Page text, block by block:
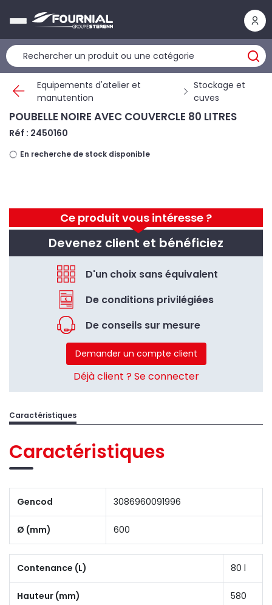
Equipements d'atelier et
manutention
Stockage et
cuves
Ce produit vous intéresse ?
Devenez client et bénéficiez
D'un choix sans équivalent
De conditions privilégiées
De conseils sur mesure
Demander un compte client
Déjà client ? Se connecter
POUBELLE NOIRE AVEC COUVERCLE 80 LITRES
Réf : 2450160
En recherche de stock disponible
Caractéristiques
Caractéristiques
Gencod 3086960091996
Ø (mm) 600
Contenance (L) 80 l
Hauteur (mm) 580